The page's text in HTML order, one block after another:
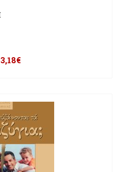
3,18€